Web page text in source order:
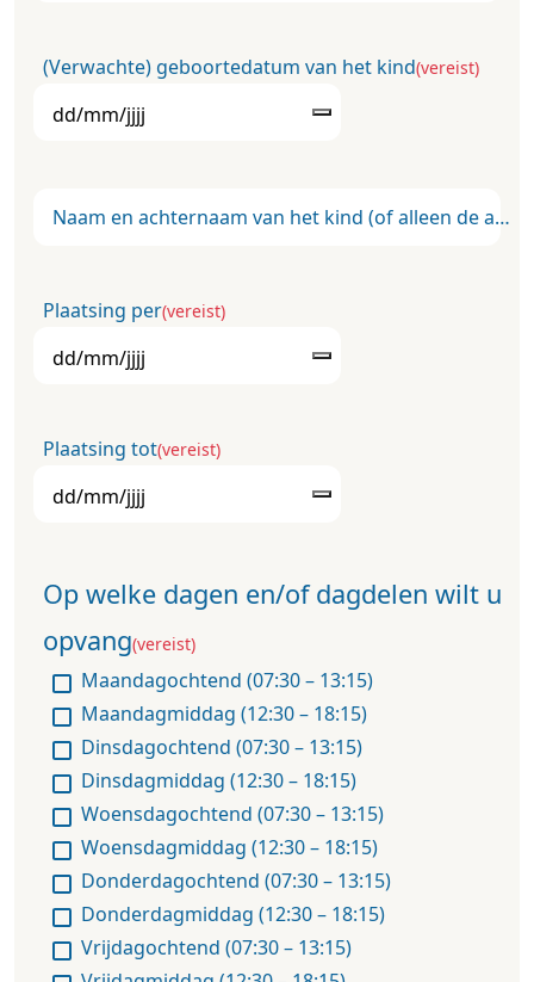
(Verwachte) geboortedatum van het kind(vereist)
Naam en achternaam van het kind (of alleen de achternaam als het kind nog niet is geboren)
Plaatsing per(vereist)
Plaatsing tot(vereist)
Op welke dagen en/of dagdelen wilt u
opvang(vereist)
Maandagochtend (07:30 – 13:15)
Maandagmiddag (12:30 – 18:15)
Dinsdagochtend (07:30 – 13:15)
Dinsdagmiddag (12:30 – 18:15)
Woensdagochtend (07:30 – 13:15)
Woensdagmiddag (12:30 – 18:15)
Donderdagochtend (07:30 – 13:15)
Donderdagmiddag (12:30 – 18:15)
Vrijdagochtend (07:30 – 13:15)